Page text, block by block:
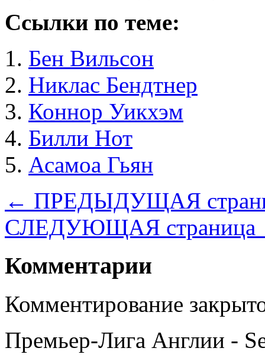
Ссылки по теме:
Бен Вильсон
Никлас Бендтнер
Коннор Уикхэм
Билли Нот
Асамоа Гьян
← ПРЕДЫДУЩАЯ
СЛЕДУЮЩАЯ
Комментарии
Комментирование
Премьер-Лига Англии -